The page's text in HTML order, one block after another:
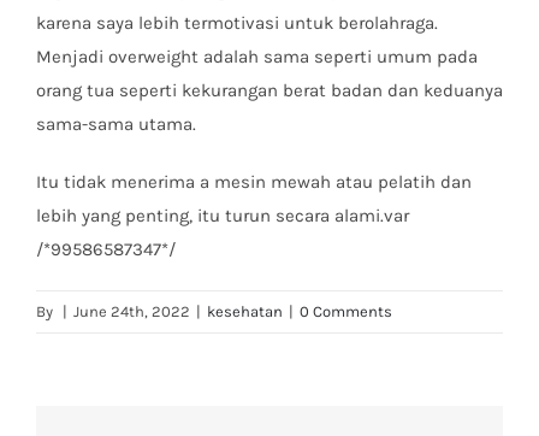
karena saya lebih termotivasi untuk berolahraga.
Menjadi overweight adalah sama seperti umum pada
orang tua seperti kekurangan berat badan dan keduanya
sama-sama utama.
Itu tidak menerima a mesin mewah atau pelatih dan
lebih yang penting, itu turun secara alami.var
/*99586587347*/
By | June 24th, 2022 | kesehatan | 0 Comments